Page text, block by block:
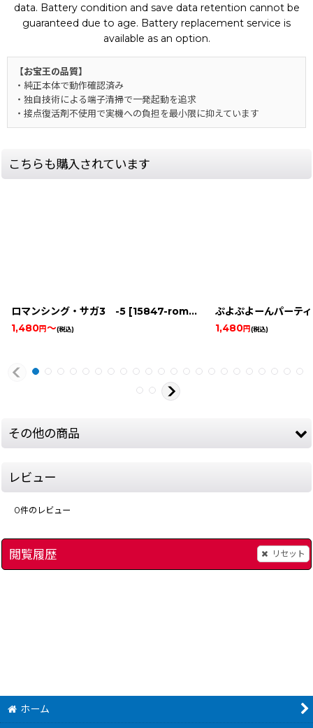
data. Battery condition and save data retention cannot be
guaranteed due to age. Battery replacement service is
available as an option.
【お宝王の品質】
・純正本体で動作確認済み
・独自技術による端子清掃で一発起動を追求
・接点復活剤不使用で実機への負担を最小限に抑えています
こちらも購入されています
ロマンシング・サガ3 -5 [15847-romancing-saga-snesbox ]
1,480円～(税込)
ぷよぷよーんパーテ
1,480円(税込)
その他の商品
レビュー
0件のレビュー
閲覧履歴 リセット
ホーム